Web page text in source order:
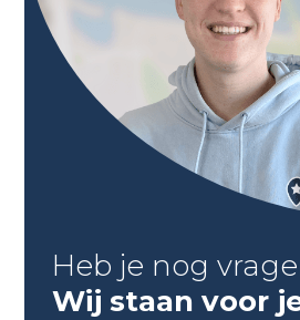
Heb je nog
Wij staan voor